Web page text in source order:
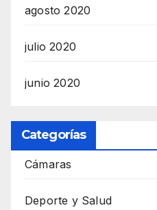
agosto 2020
julio 2020
junio 2020
Categorías
Cámaras
Deporte y Salud